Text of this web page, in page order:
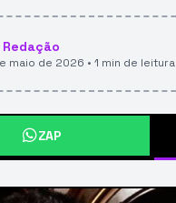
Redação
maio de 2026 • 1 min de leitura
ZAP